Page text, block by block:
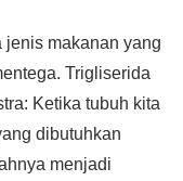
jenis makanan yang
Trigliserida
Ketika tubuh kita
dibutuhkan
menjadi